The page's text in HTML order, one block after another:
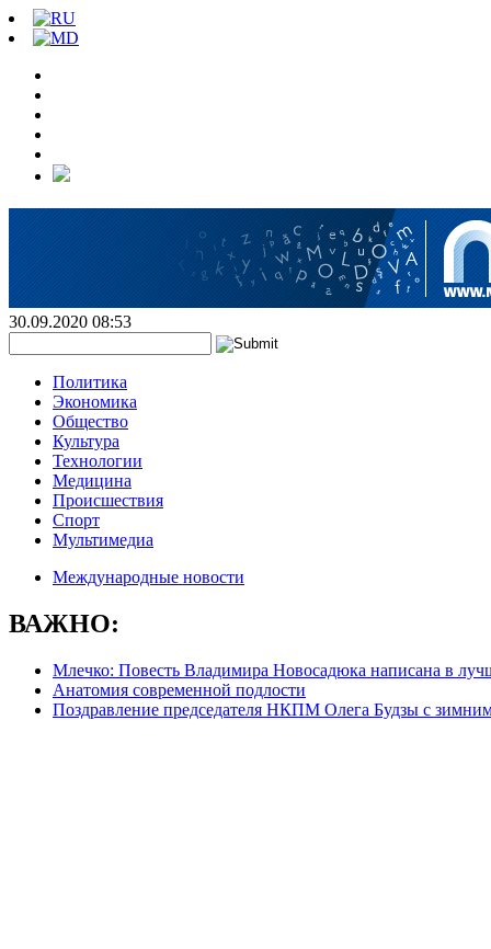
30.09.2020 08:53
Политика
Экономика
Общество
Культура
Технологии
Медицина
Происшествия
Спорт
Мультимедиа
Международные новости
ВАЖНО:
Млечко: Повесть Владимира Новосадюка написана в
Анатомия современной подлости
Поздравление председателя НКПМ Олега Будзы с